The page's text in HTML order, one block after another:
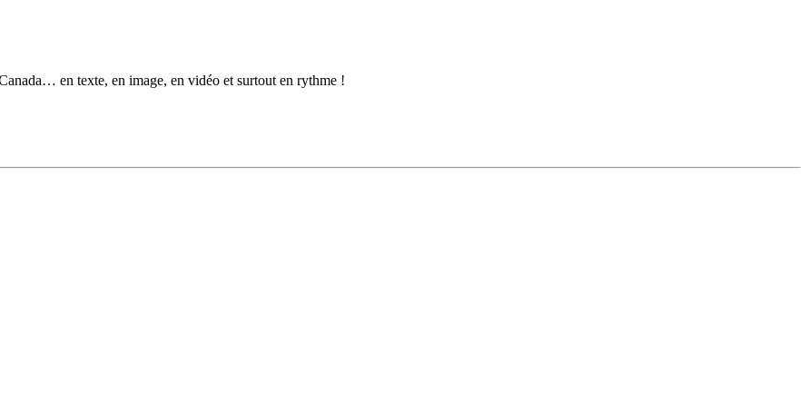
en texte, en image, en vidéo et surtout en rythme !